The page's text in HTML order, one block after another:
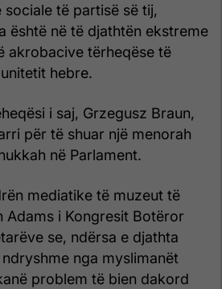
të partisë së tij,
është në të djathtën ekstreme
akrobacive tërheqëse të
hebre.
i saj, Grzegusz Braun,
për të shuar një menorah
në Parlament.
mediatike të muzeut të
Adams i Kongresit Botëror
se, ndërsa e djathta
nga myslimanët
problem të bien dakord